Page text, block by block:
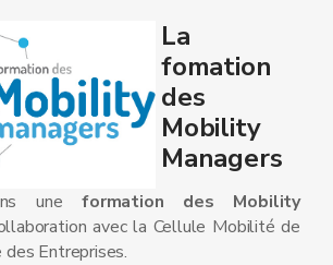
La
fomation
des
Mobility
Managers
uneformation des Mobility
avec la Cellule Mobilité de
Entreprises.